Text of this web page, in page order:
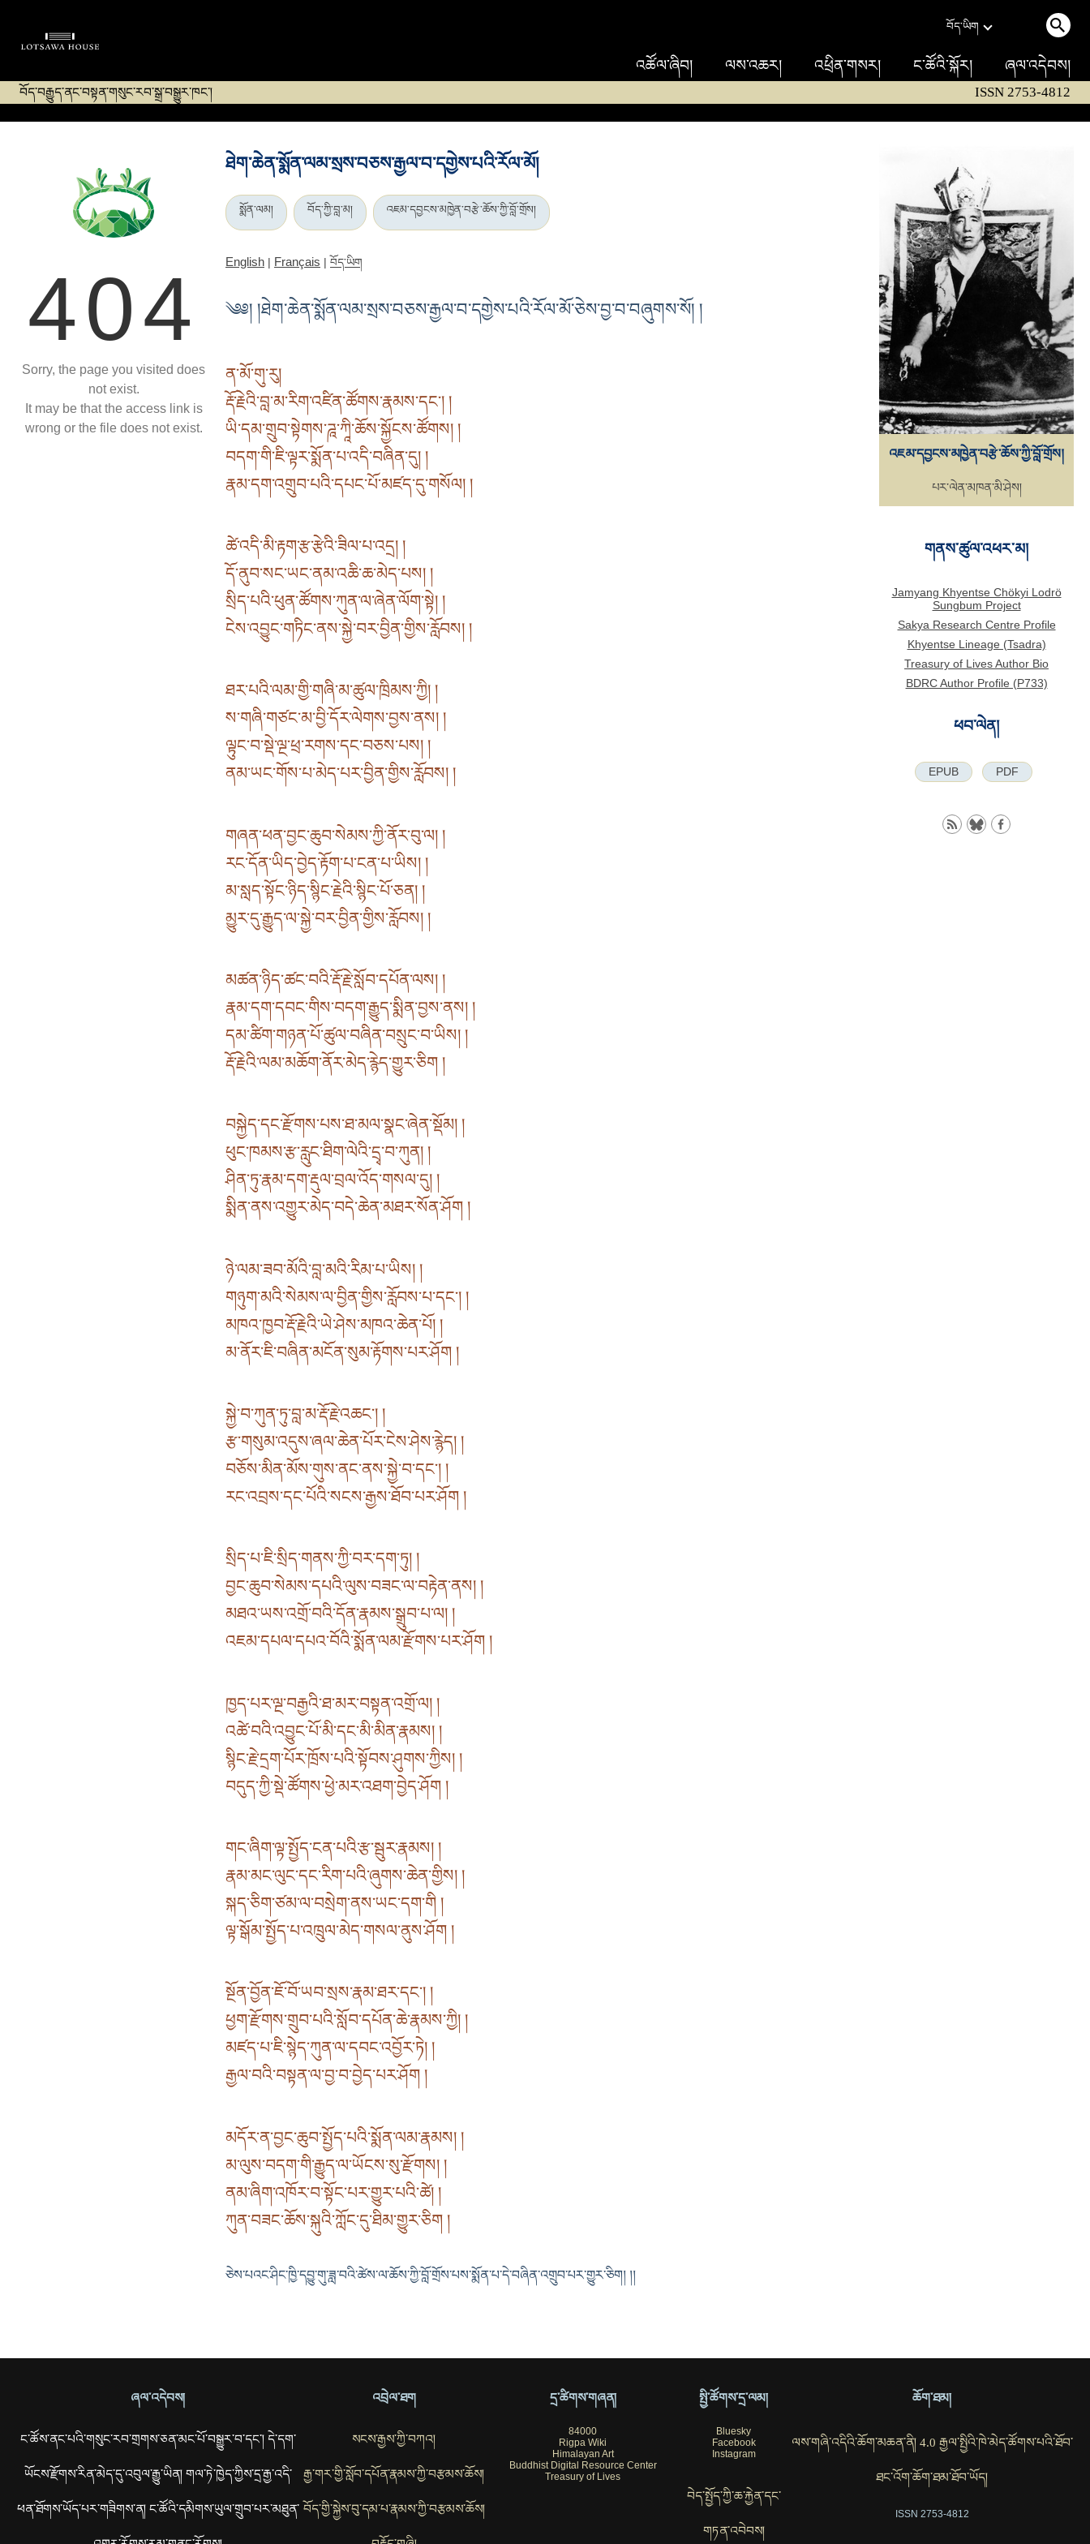
བོད་ཡིག
འཚོལ་ཞིབ། ལས་འཆར། འཕྲིན་གསར། ང་ཚོའི་སྐོར། ཞལ་འདེབས།
བོད་བརྒྱུད་ནང་བསྟན་གསུང་རབ་སྒྲ་བསྒྱུར་ཁང་། ISSN 2753-4812
404
Sorry, the page you visited does
not exist.
It may be that the access link is
wrong or the file does not exist.
ཐེག་ཆེན་སྨོན་ལམ་སྲས་བཅས་རྒྱལ་བ་དགྱེས་པའི་རོལ་མོ།
སྨོན་ལམ། བོད་ཀྱི་བླ་མ། འཇམ་དབྱངས་མཁྱེན་བརྩེ་ཆོས་ཀྱི་བློ་གྲོས།
English | Français | བོད་ཡིག
༄༅། །ཐེག་ཆེན་སྨོན་ལམ་སྲས་བཅས་རྒྱལ་བ་དགྱེས་པའི་རོལ་མོ་ཅེས་བྱ་བ་བཞུགས་སོ། །
ན་མོ་གུ་རུ།
རྡོ་རྗེའི་བླ་མ་རིག་འཛིན་ཚོགས་རྣམས་དང་། །
ཡི་དམ་གྲུབ་སྟེགས་ཌཱ་ཀཱི་ཆོས་སྐྱོངས་ཚོགས། །
བདག་གི་ཇི་ལྟར་སྨོན་པ་འདི་བཞིན་དུ། །
རྣམ་དག་འགྲུབ་པའི་དཔང་པོ་མཛད་དུ་གསོལ། །
ཚེ་འདི་མི་རྟག་རྩ་རྩེའི་ཟིལ་པ་འདྲ། །
དོ་ནུབ་སང་ཡང་ནམ་འཆི་ཆ་མེད་པས། །
སྲིད་པའི་ཕུན་ཚོགས་ཀུན་ལ་ཞེན་ལོག་སྟེ། །
ངེས་འབྱུང་གཏིང་ནས་སྐྱེ་བར་བྱིན་གྱིས་རློབས། །
ཐར་པའི་ལམ་གྱི་གཞི་མ་ཚུལ་ཁྲིམས་ཀྱི། །
ས་གཞི་གཙང་མ་བྱི་དོར་ལེགས་བྱས་ནས། །
ལྟུང་བ་སྡེ་ལྔ་ཕྲ་རགས་དང་བཅས་པས། །
ནམ་ཡང་གོས་པ་མེད་པར་བྱིན་གྱིས་རློབས། །
གཞན་ཕན་བྱང་ཆུབ་སེམས་ཀྱི་ནོར་བུ་ལ། །
རང་དོན་ཡིད་བྱེད་རྟོག་པ་ངན་པ་ཡིས། །
མ་སླད་སྟོང་ཉིད་སྙིང་རྗེའི་སྙིང་པོ་ཅན། །
མྱུར་དུ་རྒྱུད་ལ་སྐྱེ་བར་བྱིན་གྱིས་རློབས། །
མཚན་ཉིད་ཚང་བའི་རྡོ་རྗེ་སློབ་དཔོན་ལས། །
རྣམ་དག་དབང་གིས་བདག་རྒྱུད་སྨིན་བྱས་ནས། །
དམ་ཚིག་གཉན་པོ་ཚུལ་བཞིན་བསྲུང་བ་ཡིས། །
རྡོ་རྗེའི་ལམ་མཆོག་ནོར་མེད་རྙེད་གྱུར་ཅིག །
བསྐྱེད་དང་རྫོགས་པས་ཐ་མལ་སྣང་ཞེན་སྡོམ། །
ཕུང་ཁམས་རྩ་རླུང་ཐིག་ལེའི་དྲྭ་བ་ཀུན། །
ཤིན་ཏུ་རྣམ་དག་རྡུལ་བྲལ་འོད་གསལ་དུ། །
སྨིན་ནས་འགྱུར་མེད་བདེ་ཆེན་མཐར་སོན་ཤོག །
ཉེ་ལམ་ཟབ་མོའི་བླ་མའི་རིམ་པ་ཡིས། །
གཉུག་མའི་སེམས་ལ་བྱིན་གྱིས་རློབས་པ་དང་། །
མཁའ་ཁྱབ་རྡོ་རྗེའི་ཡེ་ཤེས་མཁའ་ཆེན་པོ། །
མ་ནོར་ཇི་བཞིན་མངོན་སུམ་རྟོགས་པར་ཤོག །
སྐྱེ་བ་ཀུན་ཏུ་བླ་མ་རྡོ་རྗེ་འཆང་། །
རྩ་གསུམ་འདུས་ཞལ་ཆེན་པོར་ངེས་ཤེས་རྙེད། །
བཅོས་མིན་མོས་གུས་ནང་ནས་སྐྱེ་བ་དང་། །
རང་འབྲས་དང་པོའི་སངས་རྒྱས་ཐོབ་པར་ཤོག །
སྲིད་པ་ཇི་སྲིད་གནས་ཀྱི་བར་དག་ཏུ། །
བྱང་ཆུབ་སེམས་དཔའི་ལུས་བཟང་ལ་བརྟེན་ནས། །
མཐའ་ཡས་འགྲོ་བའི་དོན་རྣམས་སྒྲུབ་པ་ལ། །
འཇམ་དཔལ་དཔའ་བོའི་སྨོན་ལམ་རྫོགས་པར་ཤོག །
ཁྱད་པར་ལྔ་བརྒྱའི་ཐ་མར་བསྟན་འགྲོ་ལ། །
འཚེ་བའི་འབྱུང་པོ་མི་དང་མི་མིན་རྣམས། །
སྙིང་རྗེ་དྲག་པོར་ཁྲོས་པའི་སྟོབས་ཤུགས་ཀྱིས། །
བདུད་ཀྱི་སྡེ་ཚོགས་ཕྱེ་མར་འཐག་བྱེད་ཤོག །
གང་ཞིག་ལྟ་སྤྱོད་ངན་པའི་རྩ་སྦུར་རྣམས། །
རྣམ་མང་ལུང་དང་རིག་པའི་ཞུགས་ཆེན་གྱིས། །
སྐད་ཅིག་ཙམ་ལ་བསྲེག་ནས་ཡང་དག་གི །
ལྟ་སྒོམ་སྤྱོད་པ་འཁྲུལ་མེད་གསལ་ནུས་ཤོག །
སྔོན་བྱོན་ཇོ་བོ་ཡབ་སྲས་རྣམ་ཐར་དང་། །
ཕྱག་རྫོགས་གྲུབ་པའི་སློབ་དཔོན་ཆེ་རྣམས་ཀྱི། །
མཛད་པ་ཇི་སྙེད་ཀུན་ལ་དབང་འབྱོར་ཏེ། །
རྒྱལ་བའི་བསྟན་ལ་བྱ་བ་བྱེད་པར་ཤོག །
མདོར་ན་བྱང་ཆུབ་སྤྱོད་པའི་སྨོན་ལམ་རྣམས། །
མ་ལུས་བདག་གི་རྒྱུད་ལ་ཡོངས་སུ་རྫོགས། །
ནམ་ཞིག་འཁོར་བ་སྟོང་པར་གྱུར་པའི་ཚེ། །
ཀུན་བཟང་ཆོས་སྐུའི་ཀློང་དུ་ཐིམ་གྱུར་ཅིག །
ཅེས་པའང་ཤིང་ཁྱི་དབྱུ་གུ་ཟླ་བའི་ཚེས་ལ་ཆོས་ཀྱི་བློ་གྲོས་པས་སྨོན་པ་དེ་བཞིན་འགྲུབ་པར་གྱུར་ཅིག། །།
འཇམ་དབྱངས་མཁྱེན་བརྩེ་ཆོས་ཀྱི་བློ་གྲོས།
པར་ལེན་མཁན་མི་ཤེས།
གནས་ཚུལ་འཕར་མ།
Jamyang Khyentse Chökyi Lodrö
Sungbum Project
Sakya Research Centre Profile
Khyentse Lineage (Tsadra)
Treasury of Lives Author Bio
BDRC Author Profile (P733)
ཕབ་ལེན།
EPUB PDF
ཞལ་འདེབས།
ང་ཚོས་ནང་པའི་གསུང་རབ་གྲགས་ཅན་མང་པོ་བསྒྱུར་བ་དང་། དེ་དག་
ཡོངས་རྫོགས་རིན་མེད་དུ་འབུལ་རྒྱུ་ཡིན། གལ་ཏེ་ཁྱེད་ཀྱིས་དྲ་རྒྱ་འདི་
ཕན་ཐོགས་ཡོད་པར་གཟིགས་ན། ང་ཚོའི་དམིགས་ཡུལ་གྲུབ་པར་མཐུན་
འབྲེལ་ཐག
སངས་རྒྱས་ཀྱི་བཀའ།
རྒྱ་གར་གྱི་སློབ་དཔོན་རྣམས་ཀྱི་བརྩམས་ཆོས།
བོད་གྱི་སྐྱེས་བུ་དམ་པ་རྣམས་ཀྱི་བརྩམས་ཆོས།
དྲ་ཚིགས་གཞན།
84000
Rigpa Wiki
Himalayan Art
Buddhist Digital Resource Center
Treasury of Lives
སྤྱི་ཚོགས་དྲ་ལམ།
Bluesky
Facebook
Instagram
བེད་སྤྱོད་ཀྱི་ཆ་རྐྱེན་དང་
གཏན་འབེབས།
ཆོག་ཐམ།
ལས་གཞི་འདིའི་ཆོག་མཆན་ནི། 4.0 རྒྱལ་སྤྱིའི་ཁེ་མེད་ཚོགས་པའི་ཐོབ་
ཐང་འོག་ཆོག་ཐམ་ཐོབ་ཡོད།
ISSN 2753-4812